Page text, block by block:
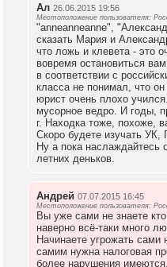
Ал 26.06.2015 19:56
Местоположение пользователя:
"anneanneanne",
сказать Мария и
что ложь и клевета - это
вовремя остановиться
в соответствии с
класса не понимал, что он
юрист очень плохо
мусорное ведро. И годы,
г. Находка тоже, похоже,
Скоро будете изучать УК,
Ну а пока наслаждайтесь
летних деньков.
Андрей 07.07.2015 16:45
Местоположение пользователя:
Вы уже сами не знаете
наверно всё-таки много
Начинаете угрожать сами
самим нужна налоговая
более нарушения